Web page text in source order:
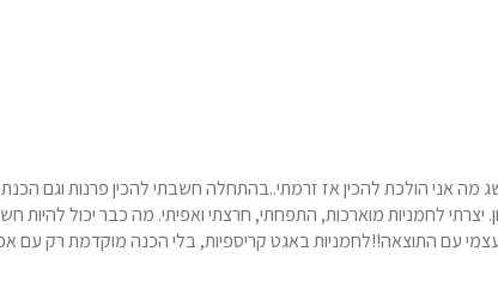
מה אני הולכת להכין אז זרמתי..בהתחלה חשבתי להכין פרנות וגם
יצרתי לחמניות מוארכות, התפחתי, חרצתי ואפיתי. מה כבר יכול להיות
עם התוצאה!!לחמניות באגט קריספיות, בלי הכנה מוקדמת רק עם